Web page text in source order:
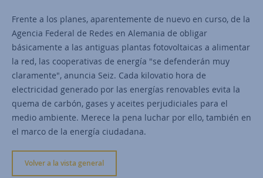
Frente a los planes, aparentemente de nuevo en curso, de la
Agencia Federal de Redes en Alemania de obligar
básicamente a las antiguas plantas fotovoltaicas a alimentar
la red, las cooperativas de energía "se defenderán muy
claramente", anuncia Seiz. Cada kilovatio hora de
electricidad generado por las energías renovables evita la
quema de carbón, gases y aceites perjudiciales para el
medio ambiente. Merece la pena luchar por ello, también en
el marco de la energía ciudadana.
Volver a la vista general